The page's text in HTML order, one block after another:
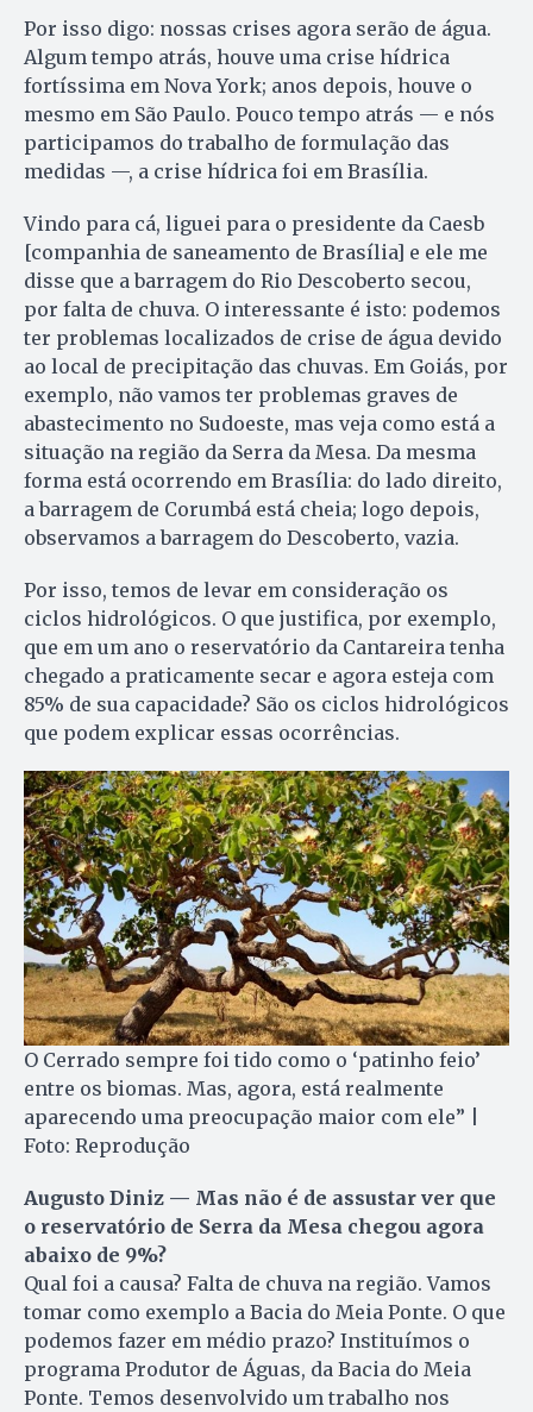
Por isso digo: nossas crises agora serão de água.
Algum tempo atrás, houve uma crise hídrica
fortíssima em Nova York; anos depois, houve o
mesmo em São Paulo. Pouco tempo atrás — e nós
participamos do trabalho de formulação das
medidas —, a crise hídrica foi em Brasília.
Vindo para cá, liguei para o presidente da Caesb
[companhia de saneamento de Brasília] e ele me
disse que a barragem do Rio Descoberto secou,
por falta de chuva. O interessante é isto: podemos
ter problemas localizados de crise de água devido
ao local de precipitação das chuvas. Em Goiás, por
exemplo, não vamos ter problemas graves de
abastecimento no Sudoeste, mas veja como está a
situação na região da Serra da Mesa. Da mesma
forma está ocorrendo em Brasília: do lado direito,
a barragem de Corumbá está cheia; logo depois,
observamos a barragem do Descoberto, vazia.
Por isso, temos de levar em consideração os
ciclos hidrológicos. O que justifica, por exemplo,
que em um ano o reservatório da Cantareira tenha
chegado a praticamente secar e agora esteja com
85% de sua capacidade? São os ciclos hidrológicos
que podem explicar essas ocorrências.
O Cerrado sempre foi tido como o ‘patinho feio’
entre os biomas. Mas, agora, está realmente
aparecendo uma preocupação maior com ele” |
Foto: Reprodução
Augusto Diniz — Mas não é de assustar ver que
o reservatório de Serra da Mesa chegou agora
abaixo de 9%?
Qual foi a causa? Falta de chuva na região. Vamos
tomar como exemplo a Bacia do Meia Ponte. O que
podemos fazer em médio prazo? Instituímos o
programa Produtor de Águas, da Bacia do Meia
Ponte. Temos desenvolvido um trabalho nos